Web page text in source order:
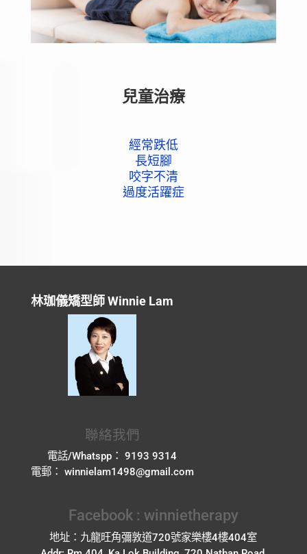
兒童治療
經常跌低
長短腳
咬字不清
過度活躍症
林珈儀矯型師 Winnie Lam
聯絡我們
電話/Whatspp： 9193 9314
電郵： winnielam1498@gmail.com
Facebook : winnietherapy
地址：九龍旺角彌敦道720號家樂樓4樓404室